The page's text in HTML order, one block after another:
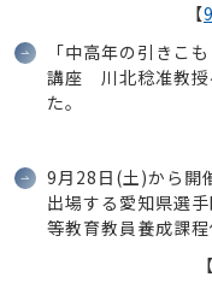
【
「中高年の引きこ
講座 川北稔准教授
た。
9月28日(土)から開
出場する愛知県選
等教育教員養成課
【